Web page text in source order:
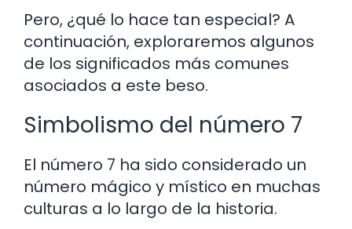
Pero, ¿qué lo hace tan especial? A
continuación, exploraremos algunos
de los significados más comunes
asociados a este beso.
Simbolismo del número 7
El número 7 ha sido considerado un
número mágico y místico en muchas
culturas a lo largo de la historia.